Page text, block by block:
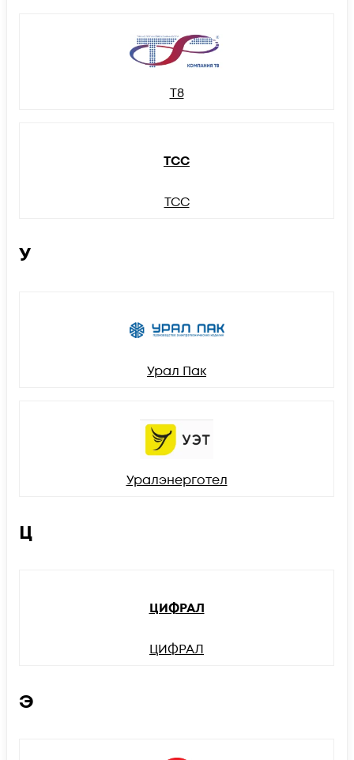
Т8
ТСС
ТСС
У
Урал Пак
Уралэнерготел
Ц
ЦИФРАЛ
ЦИФРАЛ
Э